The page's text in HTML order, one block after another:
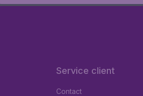
Service client
Contact